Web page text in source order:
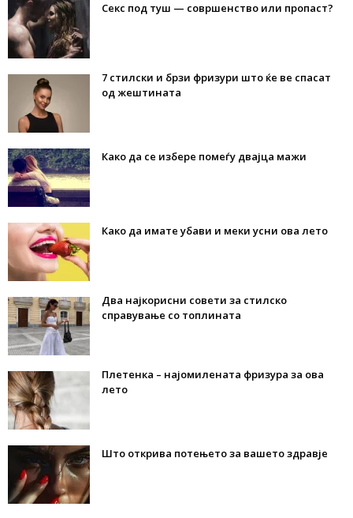
Секс под туш — совршенство или пропаст?
7 стилски и брзи фризури што ќе ве спасат
од жештината
Како да се избере помеѓу двајца мажи
Како да имате убави и меки усни ова лето
Два најкорисни совети за стилско
справување со топлината
Плетенка – најомилената фризура за ова
лето
Што открива потењето за вашето здравје